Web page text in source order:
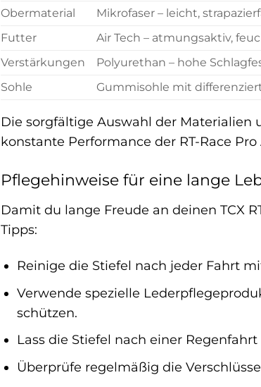
Obermaterial
Mikrofaser – leicht,
Futter
Air Tech – atmungsaktiv,
Verstärkungen
Polyurethan – hohe
Sohle
Gummisohle mit
Die sorgfältige Auswahl der Materialien
konstante Performance der RT-Race Pro
Pflegehinweise für eine lange
Damit du lange Freude an deinen TCX
Tipps:
Reinige die Stiefel nach jeder Fahrt
Verwende spezielle
schützen.
Lass die Stiefel nach einer
Überprüfe regelmäßig die